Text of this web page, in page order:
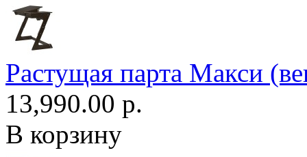
Растущая парта Макси
13,990.00 р.
В корзину